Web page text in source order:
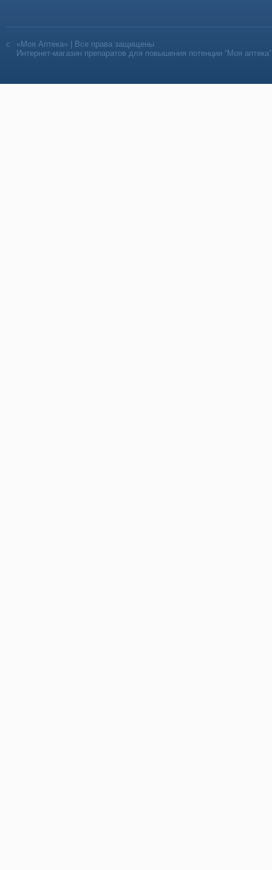
«Моя Аптека» | Все права защищены
Интернет-магазин препаратов для повышения потенции “Моя